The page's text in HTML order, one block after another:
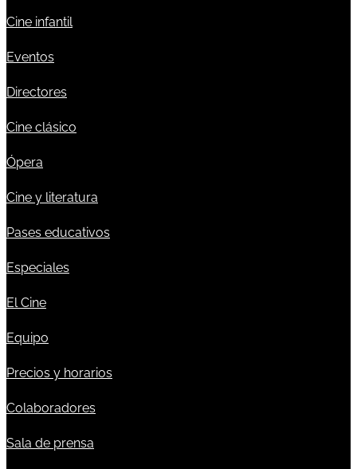
Cine infantil
Eventos
Directores
Cine clásico
Ópera
Cine y literatura
Pases educativos
Especiales
El Cine
Equipo
Precios y horarios
Colaboradores
Sala de prensa